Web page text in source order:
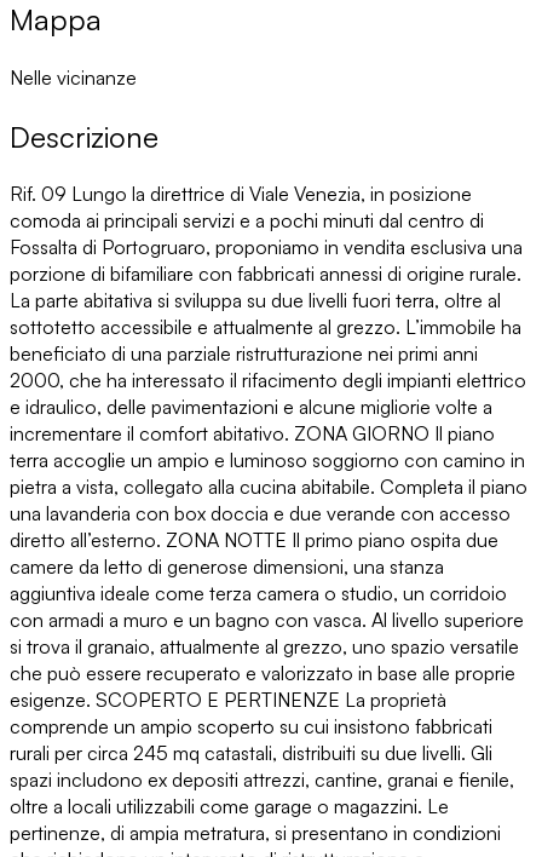
Mappa
Nelle vicinanze
Descrizione
Rif. 09 Lungo la direttrice di Viale Venezia, in posizione
comoda ai principali servizi e a pochi minuti dal centro di
Fossalta di Portogruaro, proponiamo in vendita esclusiva una
porzione di bifamiliare con fabbricati annessi di origine rurale.
La parte abitativa si sviluppa su due livelli fuori terra, oltre al
sottotetto accessibile e attualmente al grezzo. L’immobile ha
beneficiato di una parziale ristrutturazione nei primi anni
2000, che ha interessato il rifacimento degli impianti elettrico
e idraulico, delle pavimentazioni e alcune migliorie volte a
incrementare il comfort abitativo. ZONA GIORNO Il piano
terra accoglie un ampio e luminoso soggiorno con camino in
pietra a vista, collegato alla cucina abitabile. Completa il piano
una lavanderia con box doccia e due verande con accesso
diretto all’esterno. ZONA NOTTE Il primo piano ospita due
camere da letto di generose dimensioni, una stanza
aggiuntiva ideale come terza camera o studio, un corridoio
con armadi a muro e un bagno con vasca. Al livello superiore
si trova il granaio, attualmente al grezzo, uno spazio versatile
che può essere recuperato e valorizzato in base alle proprie
esigenze. SCOPERTO E PERTINENZE La proprietà
comprende un ampio scoperto su cui insistono fabbricati
rurali per circa 245 mq catastali, distribuiti su due livelli. Gli
spazi includono ex depositi attrezzi, cantine, granai e fienile,
oltre a locali utilizzabili come garage o magazzini. Le
pertinenze, di ampia metratura, si presentano in condizioni